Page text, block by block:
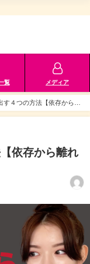
覧 メディア
す４つの方法【依存から離
依存から離れ